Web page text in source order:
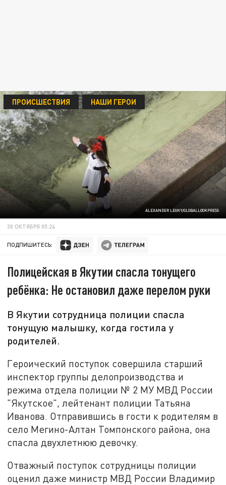
ALEXANDER LEGKY/GLOBALLOOKPRESS
ПРОИСШЕСТВИЯ НАШИ ГЕРОИ
30 ОКТЯБРЯ 05:24
ПОДПИШИТЕСЬ:
Полицейская в Якутии спасла тонущего
ребёнка: Не остановил даже перелом руки
В Якутии сотрудница полиции спасла
тонущую малышку, когда гостила у
родителей.
Героический поступок совершила старший
инспектор группы делопроизводства и
режима отдела полиции № 2 МУ МВД России
"Якутское", лейтенант полиции Татьяна
Иванова. Отправившись в гости к родителям в
село Мегино-Алтан Томпонского района, она
спасла двухлетнюю девочку.
Отважный поступок сотрудницы полиции
оценил даже министр МВД России Владимир